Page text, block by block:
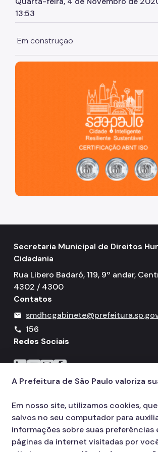
Grupo Gestor Intersetorial de Políticas
Envelhecimento
Escola de Conselhos
Programa São Paulo Amigo do Idoso
Rede de Atendimento
Polo Cultural da Terceira Idade
Sou Mais Sessenta
Envelhecimento Ativo
13:53
Em construçao
São Paulo, cidade inteligente,
Secretaria Municipal de Direitos
Cidadania
Rua Libero Badaró, 119, 9º andar,
4302 / 4300
Contatos
mail
call
156
Redes Sociais
Icone do LinkedIn
Icone do YouTube
Icone do Instagram
Icone do Facebook
A Prefeitura de São Paulo valoriza
Em nosso site, utilizamos cookies,
salvos no seu computador para
informações sobre suas preferências
páginas da internet visitadas por